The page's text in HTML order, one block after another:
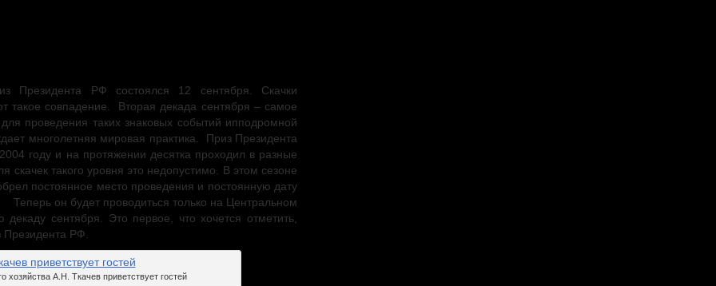
Президента РФ состоялся 12 сентября. Скачки
такое совпадение. Вторая декада сентября – самое
проведения таких знаковых событий ипподромной
многолетняя мировая практика. Приз Президента
году и на протяжении десятка проходил в разные
такого уровня это недопустимо. В этом сезоне
постоянное место проведения и постоянную дату
Теперь он будет проводиться только на Центральном
сентября. Это первое, что хочется отметить,
Президента РФ.
хозяйства А.Н. Ткачев приветствует гостей